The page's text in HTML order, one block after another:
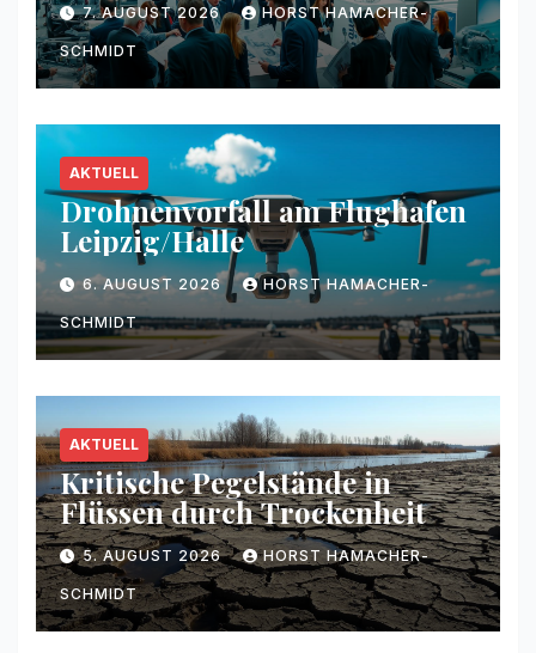
7. AUGUST 2026 HORST HAMACHER-
SCHMIDT
AKTUELL
Drohnenvorfall am Flughafen
Leipzig/Halle
6. AUGUST 2026 HORST HAMACHER-
SCHMIDT
AKTUELL
Kritische Pegelstände in
Flüssen durch Trockenheit
5. AUGUST 2026 HORST HAMACHER-
SCHMIDT